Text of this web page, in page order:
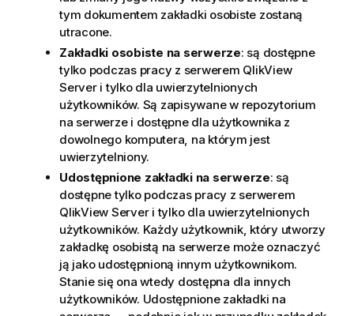
tym dokumentem zakładki osobiste zostaną
utracone.
Zakładki osobiste na serwerze: są dostępne
tylko podczas pracy z serwerem QlikView
Server i tylko dla uwierzytelnionych
użytkowników. Są zapisywane w repozytorium
na serwerze i dostępne dla użytkownika z
dowolnego komputera, na którym jest
uwierzytelniony.
Udostępnione zakładki na serwerze: są
dostępne tylko podczas pracy z serwerem
QlikView Server i tylko dla uwierzytelnionych
użytkowników. Każdy użytkownik, który utworzy
zakładkę osobistą na serwerze może oznaczyć
ją jako udostępnioną innym użytkownikom.
Stanie się ona wtedy dostępna dla innych
użytkowników. Udostępnione zakładki na